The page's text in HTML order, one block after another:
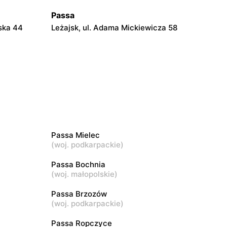
44
Passa
Leżajsk, ul. Adama Mickiewicza 58
42
Passa
Kłaj, ul. Kłaj 835
Łańcut, ul. Jana Cetnarskiego 43
Passa Mielec
(woj. podkarpackie)
Passa Bochnia
(woj. małopolskie)
Passa Brzozów
(woj. podkarpackie)
Passa Ropczyce